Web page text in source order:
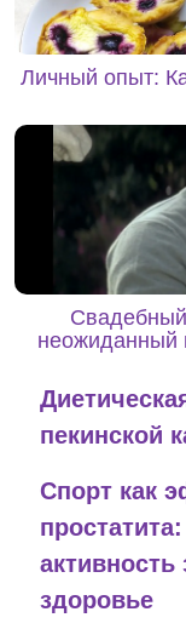
Личный опыт:
неожиданный
пекинской
Спорт как
здоровье